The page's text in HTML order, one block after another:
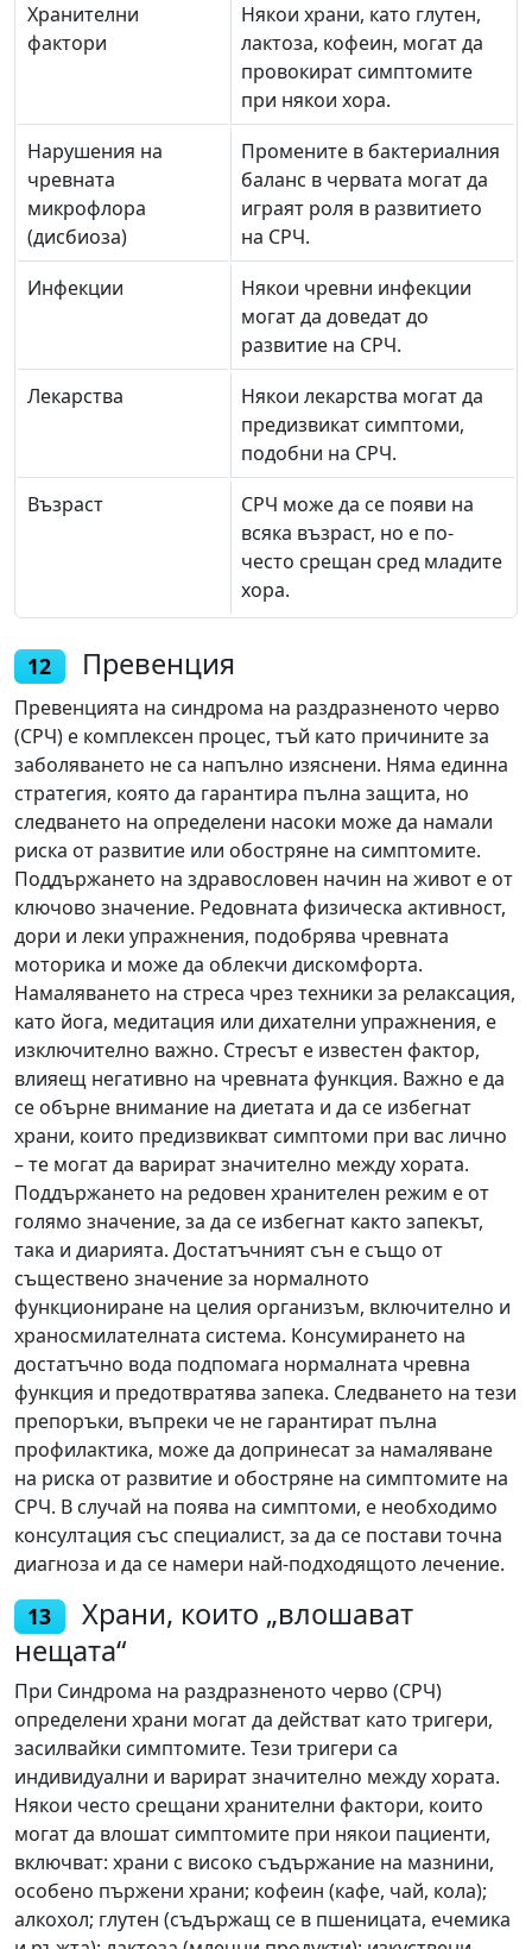
Хранителни
фактори
Някои храни, като глутен,
лактоза, кофеин, могат да
провокират симптомите
при някои хора.
Нарушения на
чревната
микрофлора
(дисбиоза)
Промените в бактериалния
баланс в червата могат да
играят роля в развитието
на СРЧ.
Инфекции
Някои чревни инфекции
могат да доведат до
развитие на СРЧ.
Лекарства
Някои лекарства могат да
предизвикат симптоми,
подобни на СРЧ.
Възраст
СРЧ може да се появи на
всяка възраст, но е по-
често срещан сред младите
хора.
12 Превенция
Превенцията на синдрома на раздразненото черво
(СРЧ) е комплексен процес, тъй като причините за
заболяването не са напълно изяснени. Няма единна
стратегия, която да гарантира пълна защита, но
следването на определени насоки може да намали
риска от развитие или обостряне на симптомите.
Поддържането на здравословен начин на живот е от
ключово значение. Редовната физическа активност,
дори и леки упражнения, подобрява чревната
моторика и може да облекчи дискомфорта.
Намаляването на стреса чрез техники за релаксация,
като йога, медитация или дихателни упражнения, е
изключително важно. Стресът е известен фактор,
влияещ негативно на чревната функция. Важно е да
се обърне внимание на диетата и да се избегнат
храни, които предизвикват симптоми при вас лично
– те могат да варират значително между хората.
Поддържането на редовен хранителен режим е от
голямо значение, за да се избегнат както запекът,
така и диарията. Достатъчният сън е също от
съществено значение за нормалното
функциониране на целия организъм, включително и
храносмилателната система. Консумирането на
достатъчно вода подпомага нормалната чревна
функция и предотвратява запека. Следването на тези
препоръки, въпреки че не гарантират пълна
профилактика, може да допринесат за намаляване
на риска от развитие и обостряне на симптомите на
СРЧ. В случай на поява на симптоми, е необходимо
консултация със специалист, за да се постави точна
диагноза и да се намери най-подходящото лечение.
13
Храни, които „влошават
нещата“
При Синдрома на раздразненото черво (СРЧ)
определени храни могат да действат като тригери,
засилвайки симптомите. Тези тригери са
индивидуални и варират значително между хората.
Някои често срещани хранителни фактори, които
могат да влошат симптомите при някои пациенти,
включват: храни с високо съдържание на мазнини,
особено пържени храни; кофеин (кафе, чай, кола);
алкохол; глутен (съдържащ се в пшеницата, ечемика